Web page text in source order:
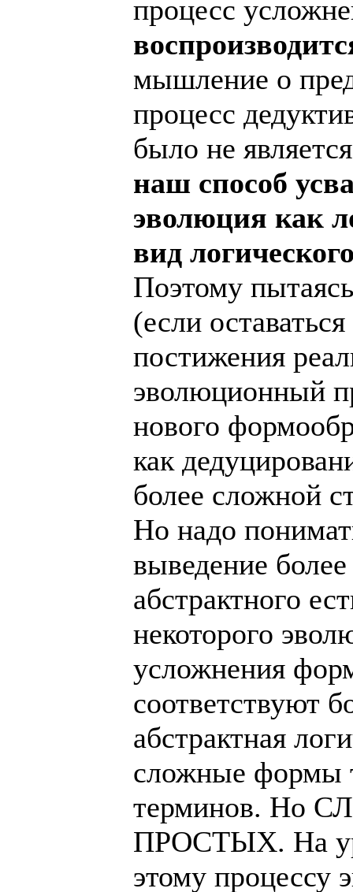
процесс
мышление о
процесс
было не
наш способ
эволюция как
вид
Поэтому
(если
постижения
эволюционный
нового
как
более сложной
Но надо
выведение
абстрактного
некоторого
усложнения
соответствуют
абстрактная
сложные формы
терминов. Но
ПРОСТЫХ. На
этому процессу